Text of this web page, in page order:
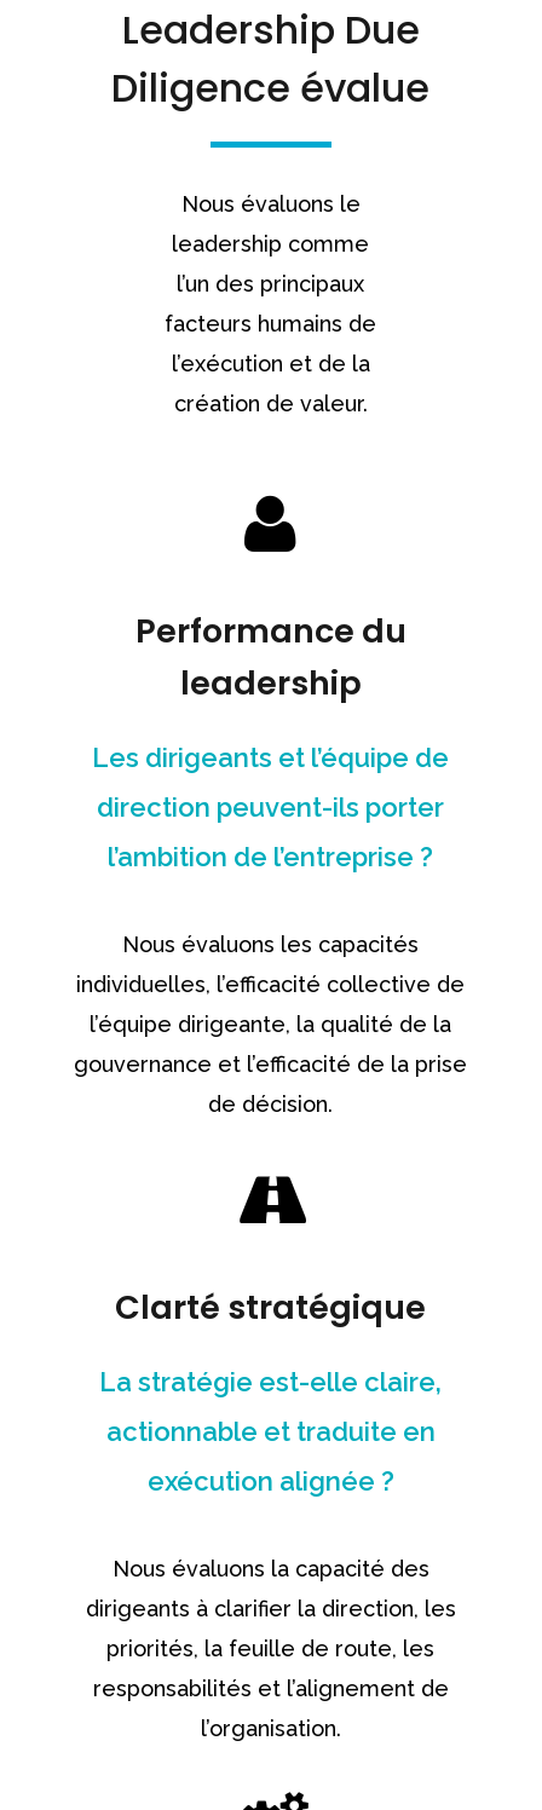
Leadership Due
Diligence évalue
Nous évaluons le
leadership comme
l’un des principaux
facteurs humains de
l’exécution et de la
création de valeur.
Performance du
leadership
Les dirigeants et l’équipe de
direction peuvent-ils porter
l’ambition de l’entreprise ?
Nous évaluons les capacités
individuelles, l’efficacité collective de
l’équipe dirigeante, la qualité de la
gouvernance et l’efficacité de la prise
de décision.
Clarté stratégique
La stratégie est-elle claire,
actionnable et traduite en
exécution alignée ?
Nous évaluons la capacité des
dirigeants à clarifier la direction, les
priorités, la feuille de route, les
responsabilités et l’alignement de
l’organisation.